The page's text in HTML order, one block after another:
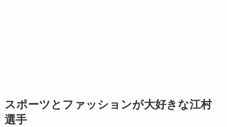
スポーツとファッションが大好きな江村
選手